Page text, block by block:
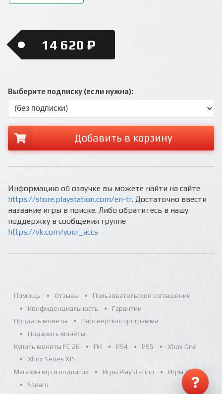
14 620 ₽
Выберите подписку (если нужна):
Добавить в корзину
Информацию об озвучке вы можете найти на сайте
https://store.playstation.com/en-tr. Достаточно ввести
название игры в поиске. Либо обратитесь в нашу
поддержку в сообщения группе
https://vk.com/your_accs
Помощь Отзывы
Пользовательское соглашение
Конфиденциальность
Гарантии
Продать монеты
Партнёрская программа
Подарить монеты
Купить монеты FC 26
ПК PS4 PS5
Xbox One
Xbox Series X|S
Магазин игр и подписок
Игры PlayStation
Игры Xbox
Steam